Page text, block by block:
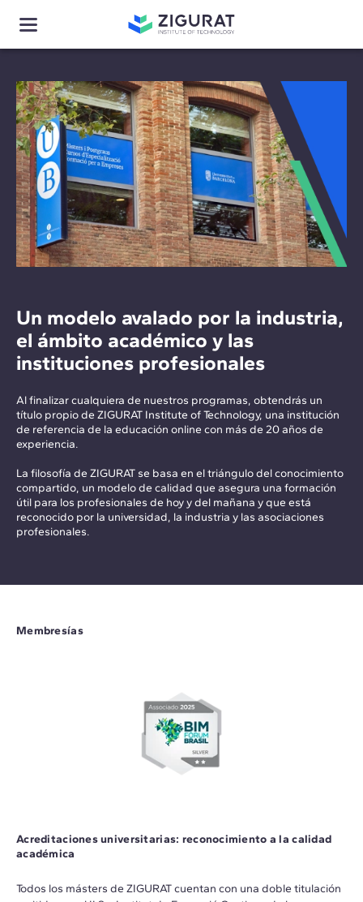
Un modelo avalado por la industria,
el ámbito académico y las
instituciones profesionales
Al finalizar cualquiera de nuestros programas, obtendrás un
título propio de ZIGURAT Institute of Technology, una institución
de referencia de la educación online con más de 20 años de
experiencia.
La filosofía de ZIGURAT se basa en el triángulo del conocimiento
compartido, un modelo de calidad que asegura una formación
útil para los profesionales de hoy y del mañana y que está
reconocido por la universidad, la industria y las asociaciones
profesionales.
Membresías
Acreditaciones universitarias: reconocimiento a la calidad
académica
Todos los másters de ZIGURAT cuentan con una doble titulación